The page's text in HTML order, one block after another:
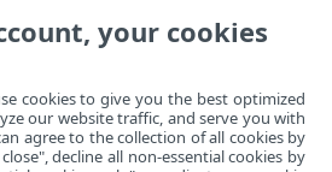
your cookies
cookies to give you the best optimized
our website traffic, and serve you with
agree to the collection of all cookies by
decline all non-essential cookies by